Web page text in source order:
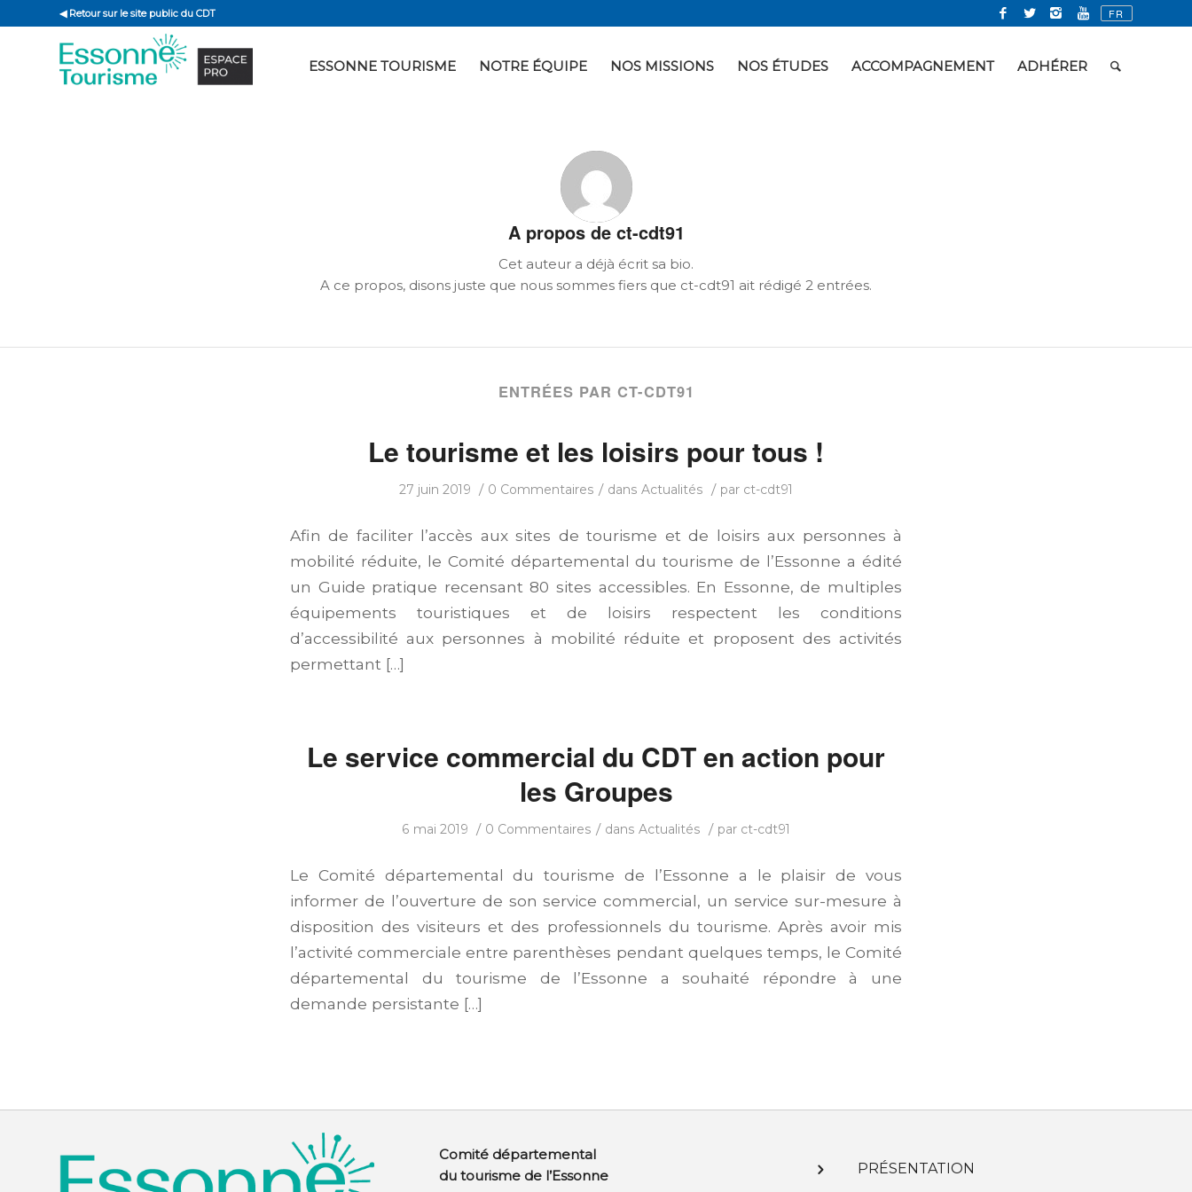
◀ Retour sur le site public du CDT
ESSONNE TOURISME NOTRE ÉQUIPE NOS MISSIONS NOS ÉTUDES ACCOMPAGNEMENT ADHÉRER
A propos de ct-cdt91
Cet auteur a déjà écrit sa bio.
A ce propos, disons juste que nous sommes fiers que ct-cdt91 ait rédigé 2 entrées.
ENTRÉES PAR CT-CDT91
Le tourisme et les loisirs pour tous !
27 juin 2019 / 0 Commentaires / dans Actualités / par ct-cdt91
Afin de faciliter l’accès aux sites de tourisme et de loisirs aux personnes à
mobilité réduite, le Comité départemental du tourisme de l’Essonne a édité
un Guide pratique recensant 80 sites accessibles. En Essonne, de multiples
équipements touristiques et de loisirs respectent les conditions
d’accessibilité aux personnes à mobilité réduite et proposent des activités
permettant […]
Le service commercial du CDT en action pour
les Groupes
6 mai 2019 / 0 Commentaires / dans Actualités / par ct-cdt91
Le Comité départemental du tourisme de l’Essonne a le plaisir de vous
informer de l’ouverture de son service commercial, un service sur-mesure à
disposition des visiteurs et des professionnels du tourisme. Après avoir mis
l’activité commerciale entre parenthèses pendant quelques temps, le Comité
départemental du tourisme de l’Essonne a souhaité répondre à une
demande persistante […]
Comité départemental
du tourisme de l’Essonne
PRÉSENTATION